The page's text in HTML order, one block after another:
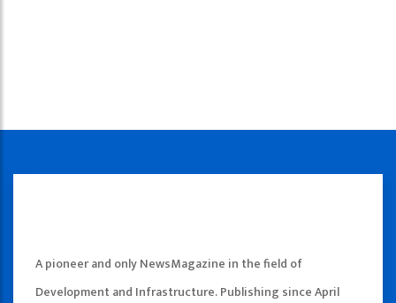
A pioneer and only NewsMagazine in the field of
Development and Infrastructure. Publishing since April